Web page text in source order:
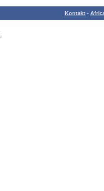
Kontakt -